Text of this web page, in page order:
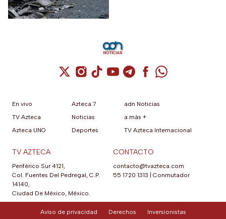
Cuenta de X / Twitter (se abre en una
Cuenta de Instagram (se abre en una
Cuenta de TikTok (se abre en
Cuenta de YouTube (se abre
Cuenta de Telegram (se
Cuenta de
Cuenta de
En vivo
TV Azteca
Azteca UNO
Azteca 7
Noticias
Deportes
adn Noticias
a más +
TV Azteca Internacional
TV AZTECA
Periférico Sur 4121,
Col. Fuentes Del Pedregal, C.P.
14140,
Ciudad De México, México.
CONTACTO
contacto@tvazteca.com
55 1720 1313
Conmutador
Aviso de privacidad Derechos Inversionistas